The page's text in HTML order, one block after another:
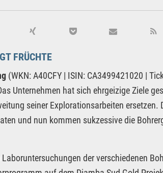
FRÜCHTE
(WKN: A40CFY | ISIN: CA3499421020 |
Unternehmen hat sich ehrgeizige Ziele
seiner Explorationsarbeiten ersetzen.
und nun kommen sukzessive die
der verschiedenen